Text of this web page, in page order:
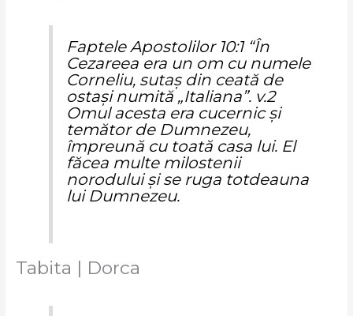
Faptele Apostolilor 10:1 “În
Cezareea era un om cu numele
Corneliu, sutaş din ceată de
ostaşi numită „Italiana”. v.2
Omul acesta era cucernic şi
temător de Dumnezeu,
împreună cu toată casa lui. El
făcea multe milostenii
norodului şi se ruga totdeauna
lui Dumnezeu.
Tabita | Dorca